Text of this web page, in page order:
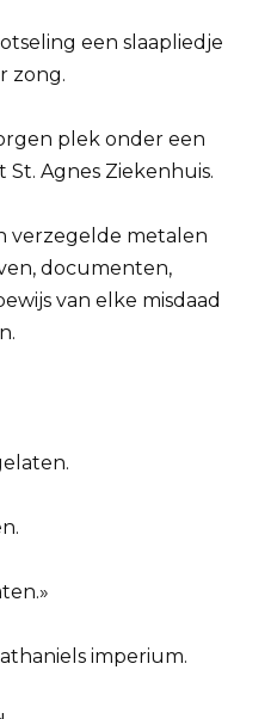
een slaapliedje
zong.
plek onder een
Agnes Ziekenhuis.
verzegelde metalen
documenten,
van elke misdaad
imperium.